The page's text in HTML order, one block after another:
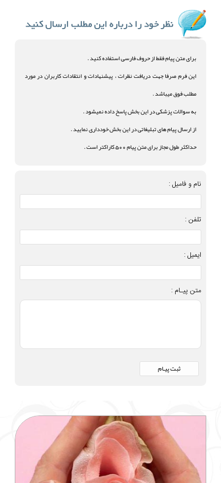
برای متن پیام فقط از حروف فارسی استفاده کنید .
این فرم صرفا جهت دریافت نظرات ، پیشنهادات و انتقادات کاربران در مورد
مطلب فوق میباشد .
به سوالات پزشکی در این بخش پاسخ داده نمیشود .
از ارسال پیام های تبلیغاتی در این بخش خودداری نمایید .
حداکثر طول مجاز برای متن پیام 500 کاراکتر است .
نام و فامیل :
تلفن :
ایمیل :
متن پیـام :